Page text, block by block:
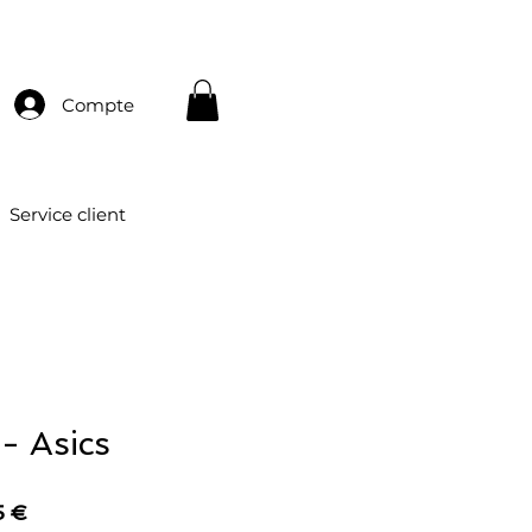
Compte
Service client
Asics
€Prix